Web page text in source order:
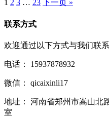
1 2 3 … 23 下一页 »
联系方式
欢迎通过以下方式与我们联系
电话： 15937878932
微信： qicaixinli17
地址：
河南省郑州市嵩山北
室